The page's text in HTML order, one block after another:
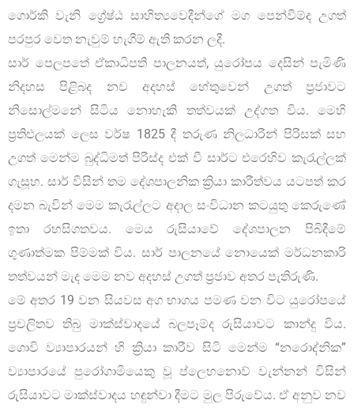
ගොර්කි වැනි ග්‍රේෂ්ඨ සාහිත්‍යවෙදීන්ගේ මග පෙන්වීම්ද උගත්
පරපුර වෙත නැවුම් හැගීම් ඇති කරන ලදී.
සාර් පෙලපතේ ඒකාධිපති පාලනයත්, යුරෝපය දෙසින් පැමිණි
නිදහස පිළිබද නව අදහස් හේතුවෙන් උගත් ප්‍රජාවට
නිසොල්මනේ සිටිය නොහැකි තත්වයක් උද්ගත විය. මෙහි
ප්‍රතිළුලයක් ලෙස වර්ෂ 1825 දී තරුණ නිලධාරීන් පිරිසක් සහ
උගත් මෙන්ම බුද්ධිමත් පිරිස්ද එක් වී සාර්ට එරෙහිව කැරැල්ලක්
ගැසූහ. සාර් විසින් තම දේශපාලනික ක්‍රියා කාරීත්වය යටපත් කර
දමන බැවින් මෙම කැරැල්ලට අදාල සංවිධාන කටයුතු කෙරුණේ
ඉතා රහසිගතවය. මෙය රුසියාවේ දේශපාලන පිබිදීමේ
ගුණාත්මක පිම්මක් විය. සාර් පාලනයේ නොයෙක් මර්ධනකාරි
තත්වයන් මැද මෙම නව අදහස් උගත් ප්‍රජාව අතර පැතිරුණි.
මේ අතර 19 වන සියවස අග භාගය පමණ වන විට යුරෝපයේ
ප්‍රචලිතව තිබු මාක්ස්වාදයේ බලපෑම්ද රුසියාවට කාන්දු විය.
ගොවි ව්‍යාපාරයන් හි ක්‍රියා කාරීව සිටි මෙන්ම “නරොද්නික”
ව්‍යාපාරයේ පුරෝගාමියෙකු වූ ප්ලෙහනොව් වැන්නන් විසින්
රුසියාවට මාක්ස්වාදය හඳුන්වා දීමට මුල පිරුවේය. ඒ අනුව නව